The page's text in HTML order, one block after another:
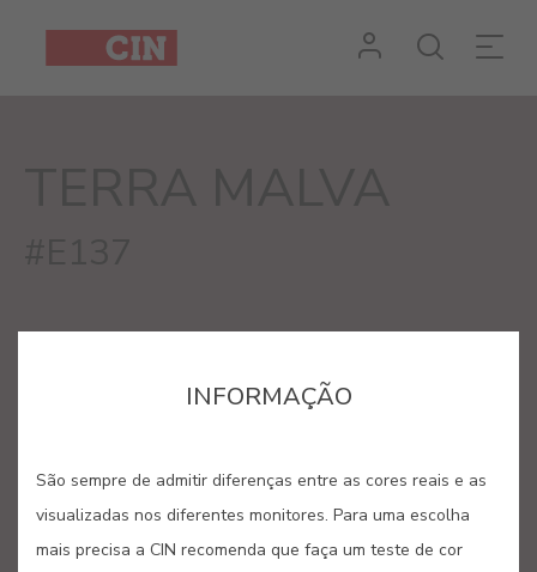
Cor
Terra
INFORMAÇÃO
São sempre de admitir diferenças entre as cores reais e as
visualizadas nos diferentes monitores. Para uma escolha
mais precisa a CIN recomenda que faça um teste de cor